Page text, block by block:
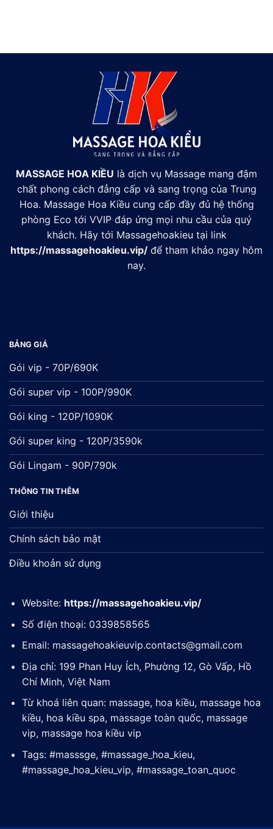
MASSAGE HOA KIỀU là dịch vụ Massage mang đậm
chất phong cách đẳng cấp và sang trọng của Trung
Hoa. Massage Hoa Kiều cung cấp đầy đủ hệ thống
phòng Eco tới VVIP đáp ứng mọi nhu cầu của quý
khách. Hãy tới Massagehoakieu tại link
https://massagehoakieu.vip/ để tham khảo ngay hôm
nay.
BẢNG GIÁ
Gói vip - 70P/690K
Gói super vip - 100P/990K
Gói king - 120P/1090K
Gói super king - 120P/3590k
Gói Lingam - 90P/790k
THÔNG TIN THÊM
Giới thiệu
Chính sách bảo mật
Điều khoản sử dụng
Website: https://massagehoakieu.vip/
Số điện thoại: 0339858565
Email: massagehoakieuvip.contacts@gmail.com
Địa chỉ: 199 Phan Huy Ích, Phường 12, Gò Vấp, Hồ
Chí Minh, Việt Nam
Từ khoá liên quan: massage, hoa kiều, massage hoa
kiều, hoa kiều spa, massage toàn quốc, massage
vip, massage hoa kiều vip
Tags: #masssge, #massage_hoa_kieu,
#massage_hoa_kieu_vip, #massage_toan_quoc